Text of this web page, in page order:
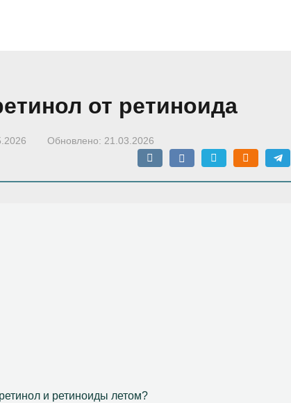
от ретиноида
Обновлено: 21.03.2026
и ретиноиды летом?